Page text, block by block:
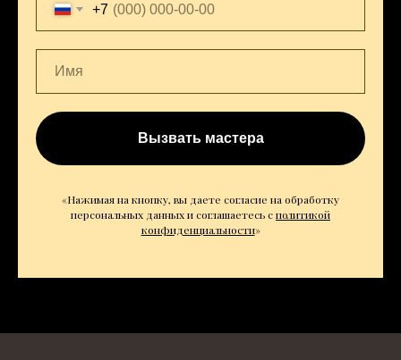
+7
Вызвать мастера
«Нажимая на кнопку, вы даете согласие на обработку
персональных данных и соглашаетесь cполитикой
конфиденциальности»